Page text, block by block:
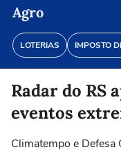
Agro
LOTERIAS IMPOSTO
Radar do RS
eventos
Climatempo e Defesa